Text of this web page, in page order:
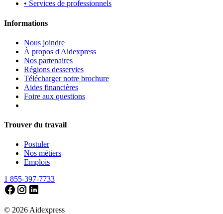
• Services de professionnels
Informations
Nous joindre
À propos d'Aidexpress
Nos partenaires
Régions desservies
Télécharger notre brochure
Aides financières
Foire aux questions
Trouver du travail
Postuler
Nos métiers
Emplois
1 855-397-7733
© 2026Aidexpress